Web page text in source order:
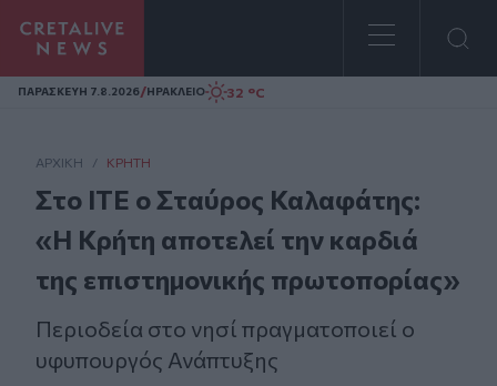
Homepage
ΠΑΡΑΣΚΕΥΗ 7.8.2026/ΗΡΑΚΛΕΙΟ 32 °C
ΑΡΧΙΚΗ / ΚΡΉΤΗ
Στο ΙΤΕ ο Σταύρος Καλαφάτης:
«Η Κρήτη αποτελεί την καρδιά
της επιστημονικής πρωτοπορίας»
Περιοδεία στο νησί πραγματοποιεί ο
υφυπουργός Ανάπτυξης